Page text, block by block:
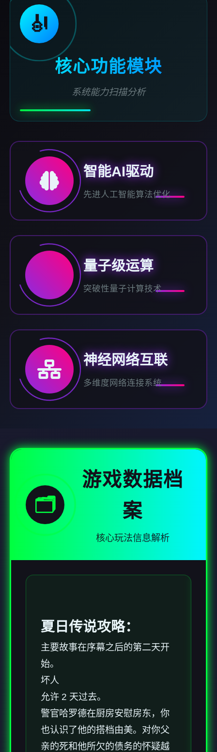
🎻
核心功能模块
系统能力扫描分析
智能AI驱动
先进人工智能算法优化
量子级运算
突破性量子计算技术
神经网络互联
多维度网络连接系统
🗂️
游戏数据档
案
核心玩法信息解析
夏日传说攻略：
主要故事在序幕之后的第二天开
始。
坏人
允许 2 天过去。
警官哈罗德在厨房安慰房东，你
也认识了他的搭档由美。对你父
亲的死和他所欠的债务的怀疑越